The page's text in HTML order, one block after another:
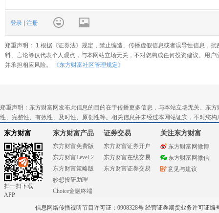
登录 注册
郑重声明： 1.根据《证券法》规定，禁止编造、传播虚假信息或者误导性信息，
料、言论等仅代表个人观点，与本网站立场无关，不对您构成任何投资建议。用
并承担相应风险。
《东方财富社区管理规定》
郑重声明：东方财富网发布此信息的目的在于传播更多信息，与本站立场无关。东
性、完整性、有效性、及时性、原创性等。相关信息并未经过本网站证实，不对您
东方财富
扫一扫下载
APP
东方财富产品
东方财富免费版
东方财富Level-2
东方财富策略版
妙想投研助理
Choice金融终端
证券交易
东方财富证券开户
东方财富在线交易
东方财富证券交易
关注东方财富
东方财富网微博
东方财富网微信
意见与建议
信息网络传播视听节目许可证：0908328号 经营证券期货业务许可证编